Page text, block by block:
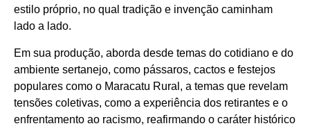
estilo próprio, no qual tradição e invenção caminham
lado a lado.
Em sua produção, aborda desde temas do cotidiano e do
ambiente sertanejo, como pássaros, cactos e festejos
populares como o Maracatu Rural, a temas que revelam
tensões coletivas, como a experiência dos retirantes e o
enfrentamento ao racismo, reafirmando o caráter histórico